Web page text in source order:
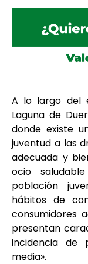
A lo largo del
Laguna de
donde existe
juventud a las
adecuada y
ocio
población
hábitos de
consumidores
presentan
incidencia de
media».